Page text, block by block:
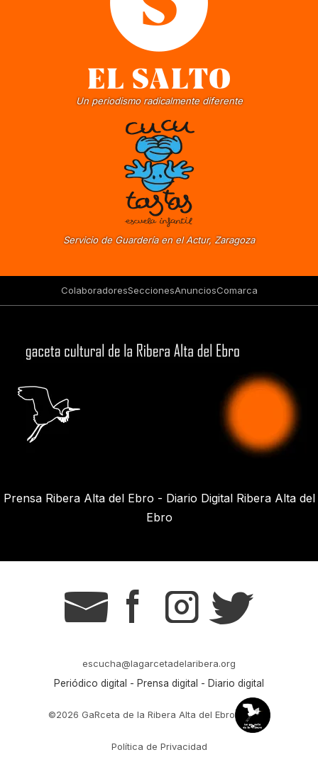
Un periodismo radicalmente diferente
Servicio de Guardería en el Actur, Zaragoza
ColaboradoresSeccionesAnunciosComarca
Prensa Ribera Alta del Ebro - Diario Digital Ribera Alta del
Ebro
g s t r
escucha@lagarcetadelaribera.org
Periódico digital - Prensa digital - Diario digital
©2026 GaRceta de la Ribera Alta del Ebro
Política de Privacidad